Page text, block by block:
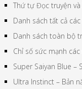
Danh sách toàn bộ
Chỉ số sức mạnh
Super Saiyan Blue –
Ultra Instinct – Bản
Jiren (32,997)
Thần hủy diệt và các